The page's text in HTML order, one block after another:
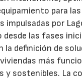
para las
impulsadas por
desde las fases
la definición de
más
y sostenibles. La